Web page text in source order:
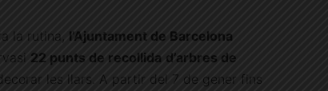
la rutina, l’Ajuntament de Barcelona
22 punts de recollida d’arbres de
les llars. A partir del 7 de gener fins